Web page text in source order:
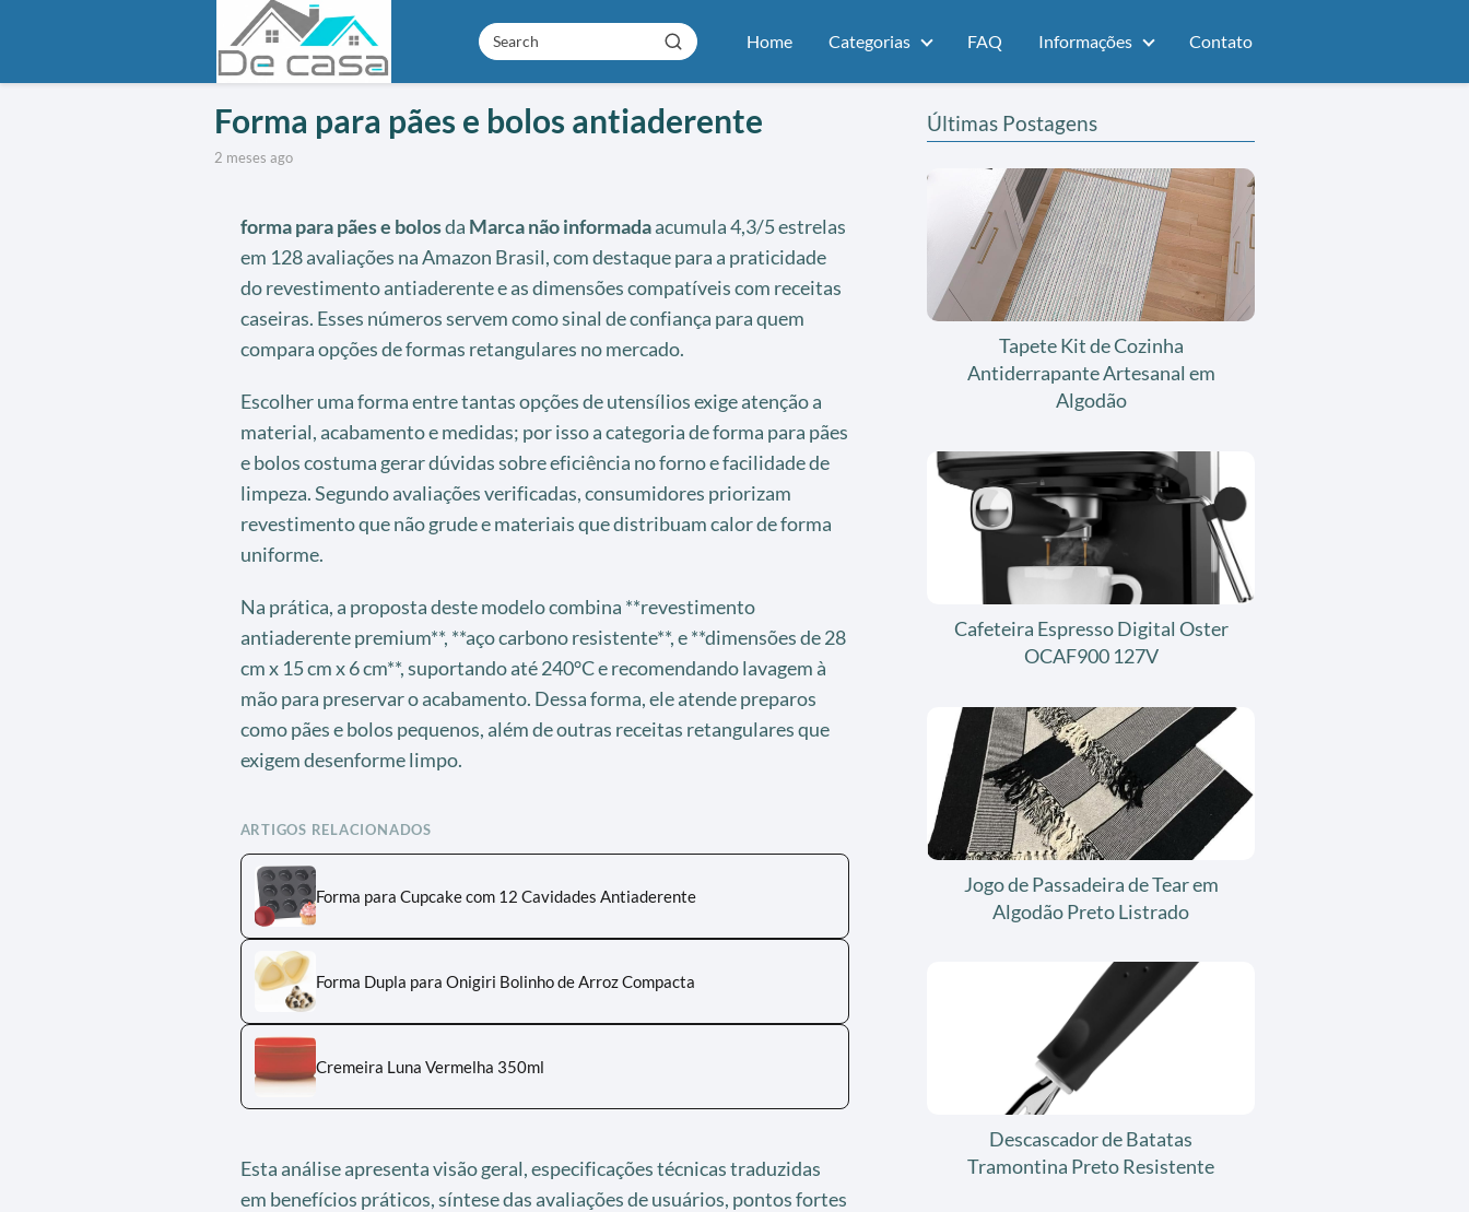
Home Categorias FAQ Informações Contato
Forma para pães e bolos antiaderente
2 meses ago
forma para pães e bolosda Marca não informadaacumula 4,3/5 estrelas
em 128 avaliações na Amazon Brasil, com destaque para a praticidade
do revestimento antiaderente e as dimensões compatíveis com receitas
caseiras. Esses números servem como sinal de confiança para quem
compara opções de formas retangulares no mercado.
Escolher uma forma entre tantas opções de utensílios exige atenção a
material, acabamento e medidas; por isso a categoria de forma para pães
e bolos costuma gerar dúvidas sobre eficiência no forno e facilidade de
limpeza. Segundo avaliações verificadas, consumidores priorizam
revestimento que não grude e materiais que distribuam calor de forma
uniforme.
Na prática, a proposta deste modelo combina **revestimento
antiaderente premium**, **aço carbono resistente**, e **dimensões de 28
cm x 15 cm x 6 cm**, suportando até 240°C e recomendando lavagem à
mão para preservar o acabamento. Dessa forma, ele atende preparos
como pães e bolos pequenos, além de outras receitas retangulares que
exigem desenforme limpo.
ARTIGOS RELACIONADOS
Forma para Cupcake com 12 Cavidades Antiaderente
Forma Dupla para Onigiri Bolinho de Arroz Compacta
Cremeira Luna Vermelha 350ml
Esta análise apresenta visão geral, especificações técnicas traduzidas
em benefícios práticos, síntese das avaliações de usuários, pontos fortes
Últimas Postagens
Tapete Kit de Cozinha
Antiderrapante Artesanal em
Algodão
Cafeteira Espresso Digital Oster
OCAF900 127V
Jogo de Passadeira de Tear em
Algodão Preto Listrado
Descascador de Batatas
Tramontina Preto Resistente